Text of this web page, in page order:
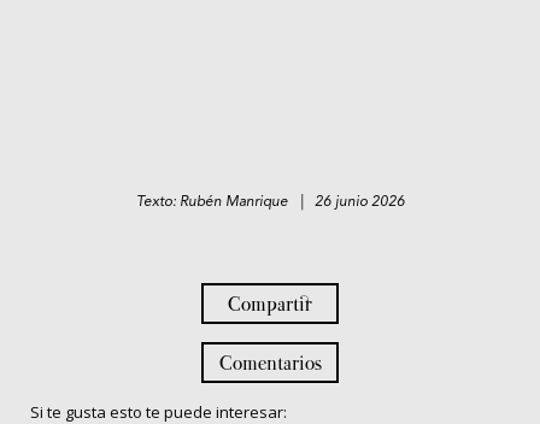
Texto: Rubén Manrique | 26 junio 2026
Compartir
Comentarios
Si te gusta esto te puede interesar: